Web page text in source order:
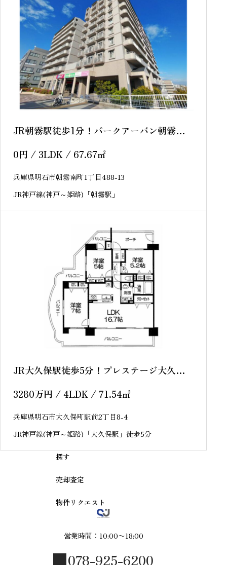
JR朝霧駅徒歩1分！パークアーバン朝霧
中古マンション
0円 / 3LDK / 67.67㎡
兵庫県明石市朝霧南町1丁目488-13
JR神戸線(神戸～姫路)「朝霧駅」
JR大久保駅徒歩5分！プレステージ大久保
駅前Ⅱ 9階 中古マンション
3280万円 / 4LDK / 71.54㎡
兵庫県明石市大久保町駅前2丁目8-4
JR神戸線(神戸～姫路)「大久保駅」徒歩5分
探す
売却査定
物件リクエスト
営業時間：10:00〜18:00
078-925-6200